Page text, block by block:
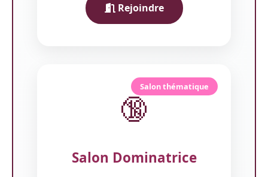
Rejoindre
Salon thématique
🔞
Salon Dominatrice